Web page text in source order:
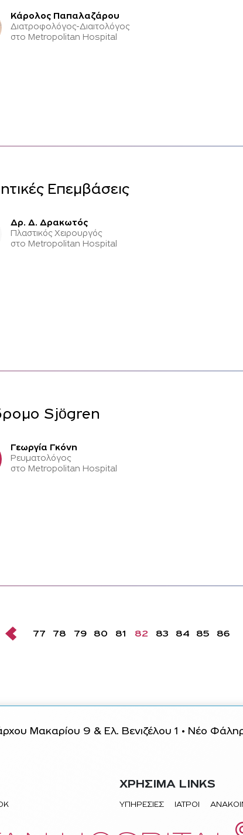
Κάρολος Παπαλαζάρου
Διατροφολόγος-Διαιτολόγος
στο Metropolitan Hospital
Επεμβάσεις
Δρ. Δ. Δρακωτός
Πλαστικός Χειρουργός
στο Metropolitan Hospital
Sjögren
Γεωργία Γκόνη
Ρευματολόγος
στο Metropolitan Hospital
77 78 79 80 81 82 83 84 85 86
Μακαρίου 9 & Ελ. Βενιζέλου 1 • Νέο
ΧΡΗΣΙΜΑ LINKS
ΥΠΗΡΕΣΙΕΣ ΙΑΤΡΟΙ